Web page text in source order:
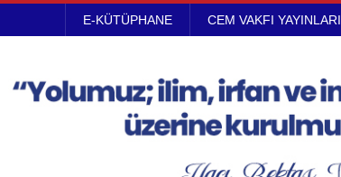
E-KÜTÜPHANE CEM VAKFI YAYINLARI